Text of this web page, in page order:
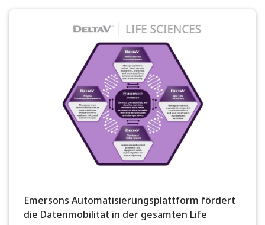
Emersons Automatisierungsplattform fördert
die Datenmobilität in der gesamten Life